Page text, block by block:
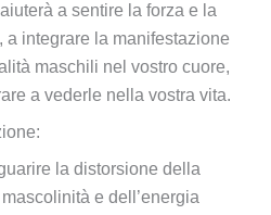
a sentire la forza e la
a integrare la manifestazione
maschili nel vostro cuore,
a vederle nella vostra vita.
la distorsione della
e dell’energia